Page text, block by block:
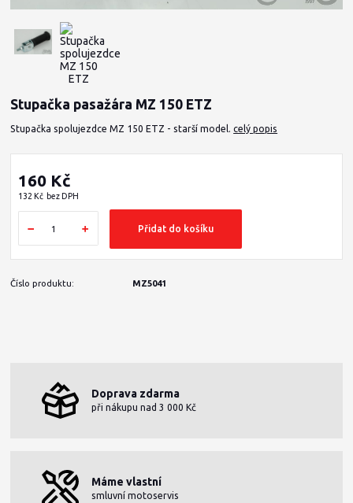
Stupačka pasažára MZ 150 ETZ
Stupačka spolujezdce MZ 150 ETZ - starší model.celý popis
160 Kč
132 Kč bez DPH
Přidat do košíku
Číslo produktu: MZ5041
Doprava zdarma
při nákupu nad 3 000 Kč
Máme vlastní
smluvní motoservis